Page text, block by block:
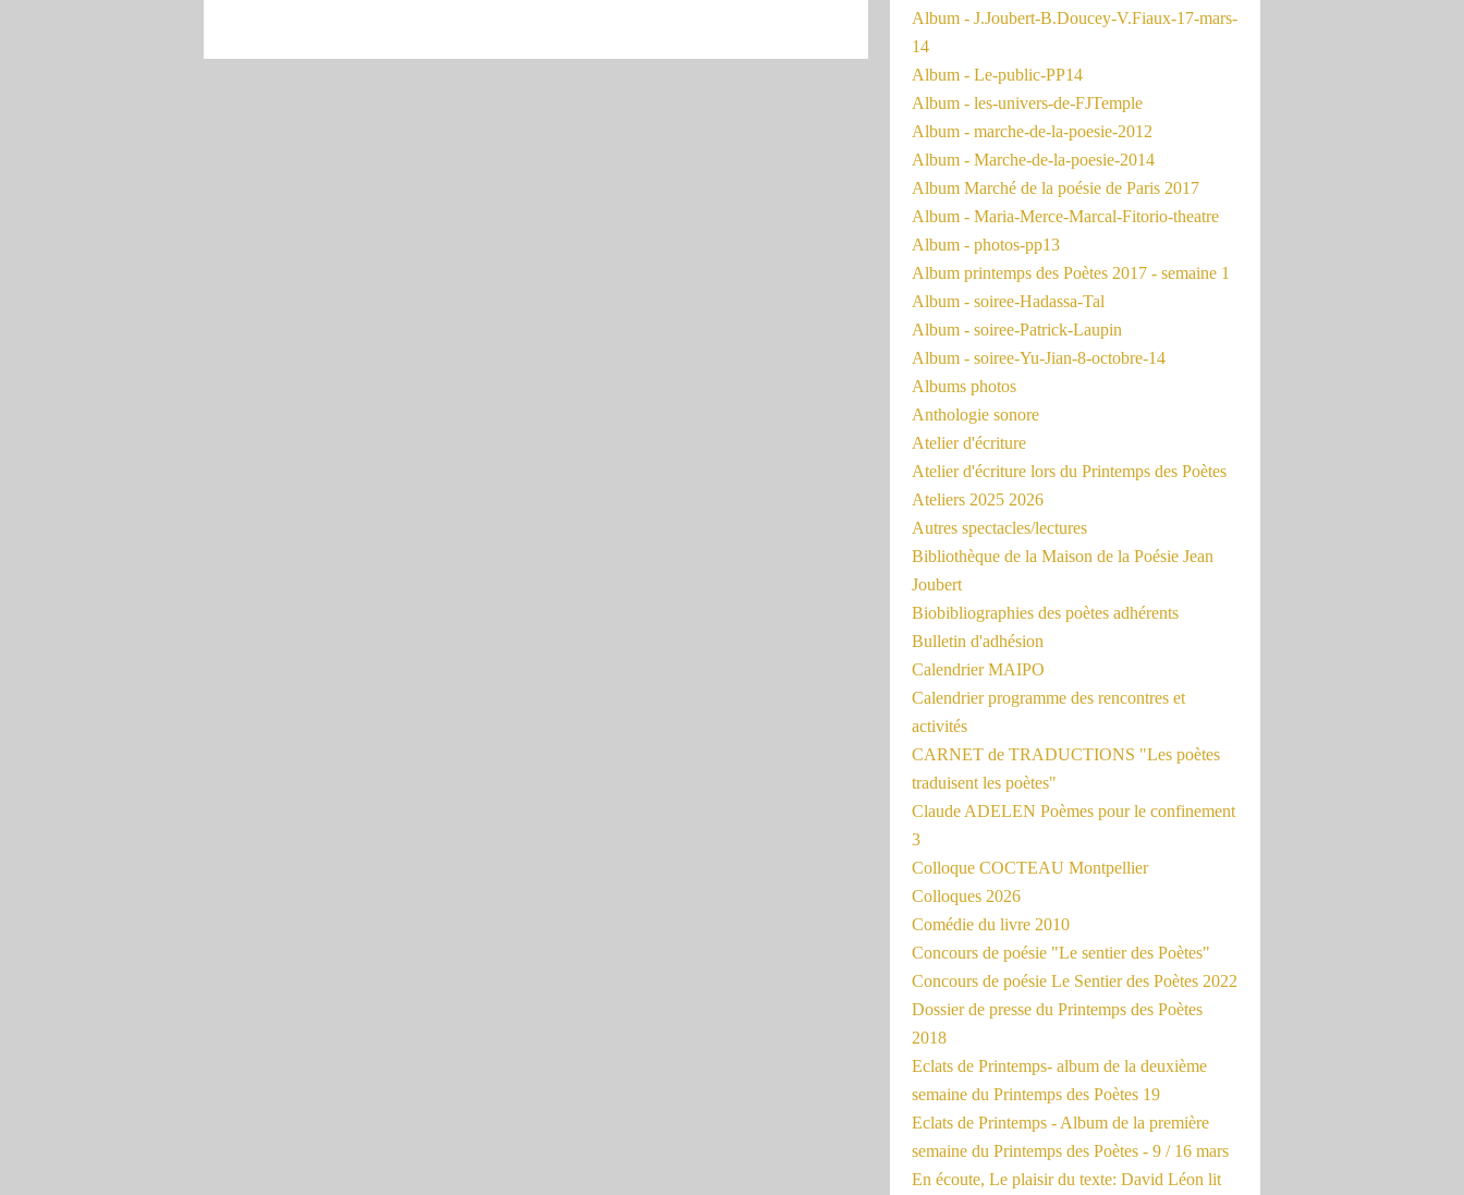
Album - J.Joubert-B.Doucey-V.Fiaux-17-mars-
14
Album - Le-public-PP14
Album - les-univers-de-FJTemple
Album - marche-de-la-poesie-2012
Album - Marche-de-la-poesie-2014
Album Marché de la poésie de Paris 2017
Album - Maria-Merce-Marcal-Fitorio-theatre
Album - photos-pp13
Album printemps des Poètes 2017 - semaine 1
Album - soiree-Hadassa-Tal
Album - soiree-Patrick-Laupin
Album - soiree-Yu-Jian-8-octobre-14
Albums photos
Anthologie sonore
Atelier d'écriture
Atelier d'écriture lors du Printemps des Poètes
Ateliers 2025 2026
Autres spectacles/lectures
Bibliothèque de la Maison de la Poésie Jean
Joubert
Biobibliographies des poètes adhérents
Bulletin d'adhésion
Calendrier MAIPO
Calendrier programme des rencontres et
activités
CARNET de TRADUCTIONS "Les poètes
traduisent les poètes"
Claude ADELEN Poèmes pour le confinement
3
Colloque COCTEAU Montpellier
Colloques 2026
Comédie du livre 2010
Concours de poésie "Le sentier des Poètes"
Concours de poésie Le Sentier des Poètes 2022
Dossier de presse du Printemps des Poètes
2018
Eclats de Printemps- album de la deuxième
semaine du Printemps des Poètes 19
Eclats de Printemps - Album de la première
semaine du Printemps des Poètes - 9 / 16 mars
En écoute, Le plaisir du texte: David Léon lit